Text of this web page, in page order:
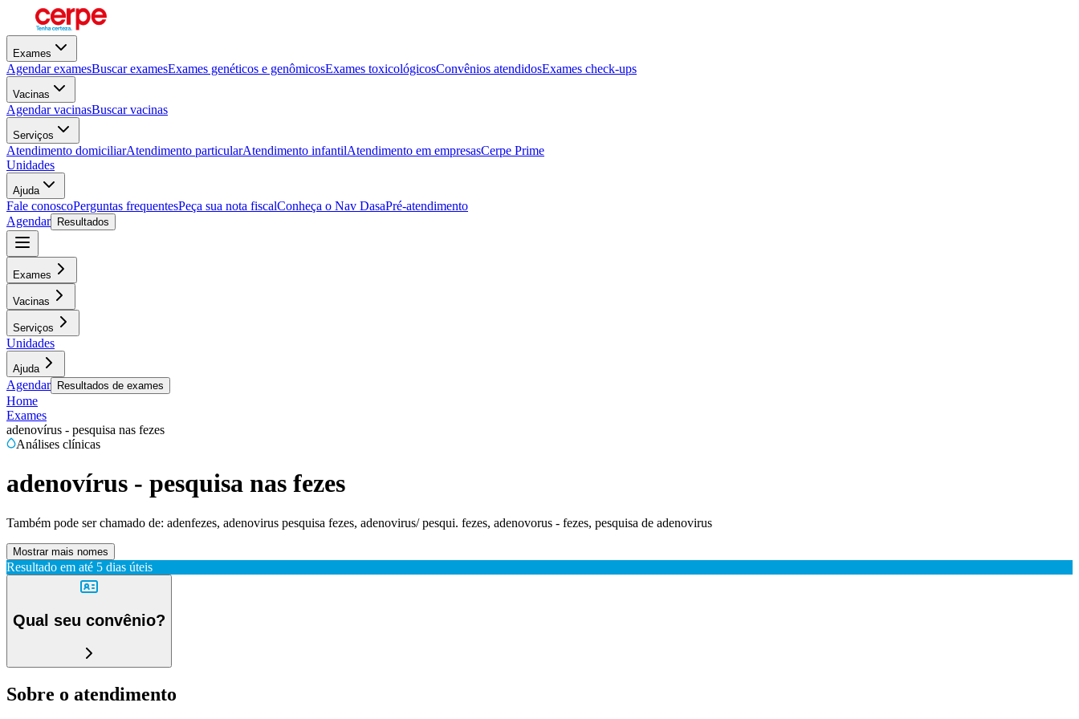
Exames
Agendar examesBuscar examesExames genéticos e genômicosExames toxicológicosConvênios atendidosExames check-ups
Vacinas
Agendar vacinasBuscar vacinas
Serviços
Atendimento domiciliarAtendimento particularAtendimento infantilAtendimento em empresasCerpe Prime
Unidades
Ajuda
Fale conoscoPerguntas frequentesPeça sua nota fiscalConheça o Nav DasaPré-atendimento
Agendar
Resultados
Exames
Vacinas
Serviços
Unidades
Ajuda
Agendar Resultados de exames
Home
Exames
adenovírus - pesquisa nas fezes
Análises clínicas
adenovírus - pesquisa nas fezes
Também pode ser chamado de: adenfezes, adenovirus pesquisa fezes, adenovirus/ pesqui. fezes, adenovorus - fezes, pesquisa de adenovirus
Mostrar mais nomes
Resultado em até 5 dias úteis
Qual seu convênio?
Sobre o atendimento